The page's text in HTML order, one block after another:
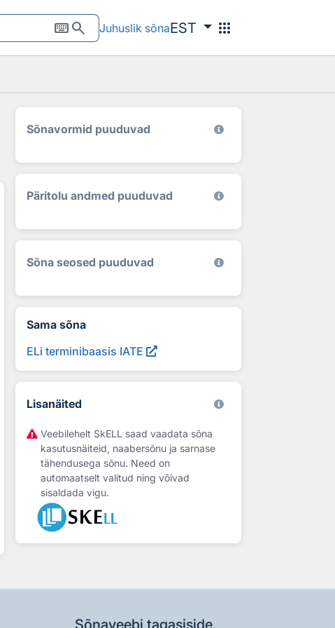
keyboardsearch Juhuslik sõnaEST apps
Sõnavormid puuduvad
Päritolu andmed puuduvad
Sõna seosed puuduvad
Sama sõna
ELi terminibaasis IATE
Lisanäited
Veebilehelt SkELL saad vaadata sõna
kasutusnäiteid, naabersõnu ja sarnase
tähendusega sõnu. Need on
automaatselt valitud ning võivad
sisaldada vigu.
Sõnaveebi tagasiside